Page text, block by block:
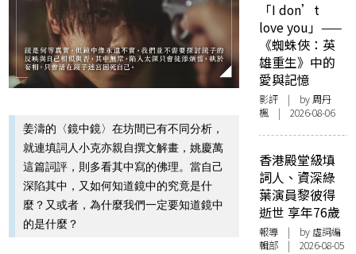
姜濤的〈鏡中鏡〉在坊間已有不同分析，
就連填詞人小克亦親自撰文解畫，姚慶萬
這篇詞評，則多看其中寫的佛理。當自己
深陷其中，又如何知道鏡中的究竟是什
麼？又或者，為什麼我們一定要知道鏡中
的是什麼？
「I don’t
love you」——
《蜘蛛俠：英
雄重生》中的
愛與記憶
影評 | by周丹
楓 | 2026-08-06
香港殿堂級填
詞人、資深綠
葉演員黎彼得
逝世 享年76歲
報導 | by 虛詞編
輯部 | 2026-08-05